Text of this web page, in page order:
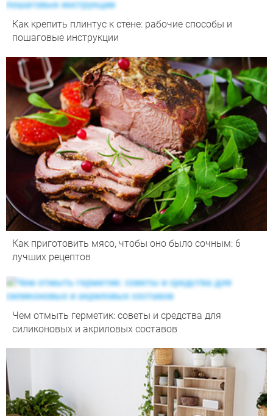
Как крепить плинтус к стене: рабочие способы и
пошаговые инструкции
Как приготовить мясо, чтобы оно было сочным: 6
лучших рецептов
Чем отмыть герметик: советы и средства для
силиконовых и акриловых составов